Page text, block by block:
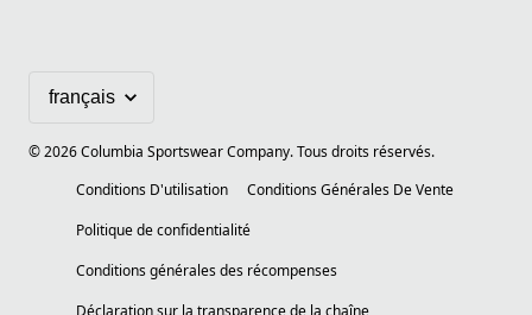
©2026Columbia Sportswear Company. Tous droits réservés.
Conditions D'utilisation
Conditions Générales De Vente
Politique de confidentialité
Conditions générales des récompenses
Déclaration sur la transparence de la chaîne